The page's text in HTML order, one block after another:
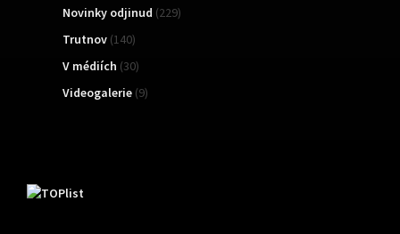
Novinky odjinud (229)
Trutnov (140)
V médiích (30)
Videogalerie (9)